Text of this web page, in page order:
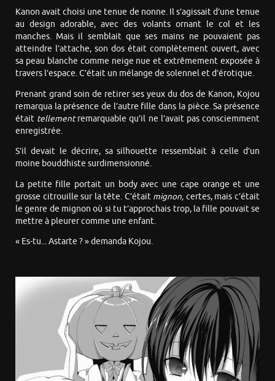
Kanon avait choisi une tenue de nonne. Il s’agissait d’une tenue
au design adorable, avec des volants ornant le col et les
manches. Mais il semblait que ses mains ne pouvaient pas
atteindre l’attache, son dos était complètement ouvert, avec
sa peau blanche comme neige nue et extrêmement exposée à
travers l’espace. C’était un mélange de solennel et d’érotique.
Prenant grand soin de retirer ses yeux du dos de Kanon, Kojou
remarqua la présence de l’autre fille dans la pièce. Sa présence
était tellementremarquable qu’il ne l’avait pas consciemment
enregistrée.
S’il devait le décrire, sa silhouette ressemblait à celle d’un
moine bouddhiste surdimensionné.
La petite fille portait un body avec une cape orange et une
grosse citrouille sur la tête. C’était mignon, certes, mais c’était
le genre de mignon où si tu t’approchais trop, la fille pouvait se
mettre à pleurer comme une enfant.
« Es-tu... Astarte ? » demanda Kojou.